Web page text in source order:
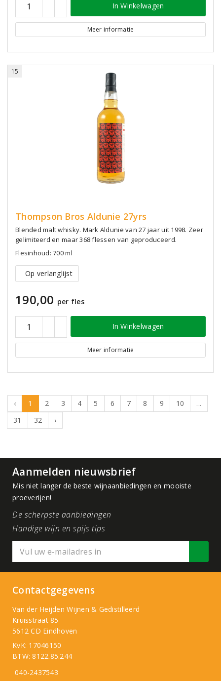
In Winkelwagen
Meer informatie
15
Thompson Bros Aldunie 27yrs
Blended malt whisky. Mark Aldunie van 27 jaar uit 1998. Zeer
gelimiteerd en maar 368 flessen van geproduceerd.
Flesinhoud: 700 ml
Op verlanglijst
190,00 per fles
In Winkelwagen
Meer informatie
‹ 1 2 3 4 5 6 7 8 9 10
...
31
32 ›
Aanmelden nieuwsbrief
Mis niet langer de beste wijnaanbiedingen en mooiste
proeverijen!
De scherpste aanbiedingen
Handige wijn en spijs tips
Contactgegevens
Van der Heijden Wijnen & Gedistilleerd
Kruisstraat 85
5612 CD Eindhoven
KvK: 17046150
BTW: 8122.85.244
040-2437543